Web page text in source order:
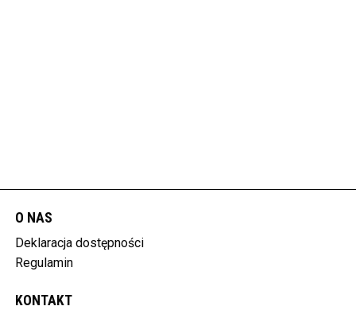
O NAS
Deklaracja dostępności
Regulamin
KONTAKT